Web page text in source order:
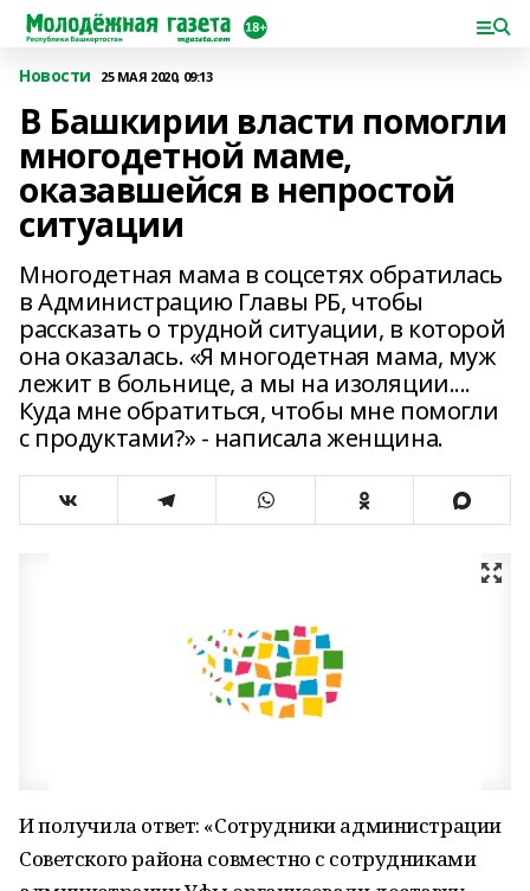
Новости 25 МАЯ 2020, 09:13
В Башкирии власти помогли
многодетной маме,
оказавшейся в непростой
ситуации
Многодетная мама в соцсетях обратилась
в Администрацию Главы РБ, чтобы
рассказать о трудной ситуации, в которой
она оказалась. «Я многодетная мама, муж
лежит в больнице, а мы на изоляции....
Куда мне обратиться, чтобы мне помогли
с продуктами?» - написала женщина.
И получила ответ: «Сотрудники администрации
Советского района совместно с сотрудниками